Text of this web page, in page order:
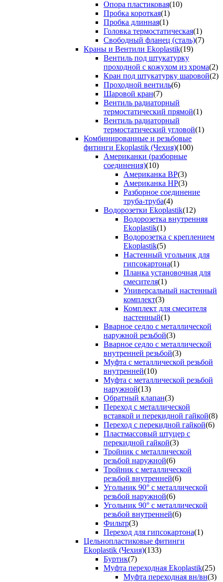
Опора пластиковая(10)
Пробка короткая(1)
Пробка длинная(1)
Головка термостатическая(1)
Свободный фланец (сталь)(7)
Краны и Вентили Ekoplastik(19)
Вентиль под штукатурку
проходной с кожухом из хрома(2)
Кран под штукатурку шаровой(2)
Проходной вентиль(6)
Шаровой кран(7)
Вентиль радиаторный
термостатический прямой(1)
Вентиль радиаторный
термостатический угловой(1)
Комбинированные и резьбовые
фитинги Ekoplastik (Чехия)(100)
Американки (разборные
соединения)(10)
Американка ВР(3)
Американка НР(3)
Разборное соединение
труба-труба(4)
Водорозетки Ekoplastik(12)
Водорозетка внутренняя
Ekoplastik(1)
Водорозетка с креплением
Ekoplastik(5)
Настенный угольник для
гипсокартона(1)
Планка установочная для
смесителя(1)
Универсальный настенный
комплект(3)
Комплект для смесителя
настенный(1)
Вварное седло с металлической
наружной резьбой(3)
Вварное седло с металлической
внутренней резьбой(3)
Муфта с металлической резьбой
внутренней(10)
Муфта с металлической резьбой
наружной(13)
Обратный клапан(3)
Переход с металлической
вставкой и перекидной гайкой(8)
Переход с перекидной гайкой(6)
Пластмассовый штуцер с
перекидной гайкой(3)
Тройник с металлической
резьбой наружной(6)
Тройник с металлической
резьбой внутренней(6)
Угольник 90° с металлической
резьбой наружной(6)
Угольник 90° с металлической
резьбой внутренней(6)
Фильтр(3)
Переход для гипсокартона(1)
Цельнопластиковые фитинги
Ekoplastik (Чехия)(133)
Буртик(7)
Муфта переходная Ekoplastik(25)
Муфта переходная вн/вн(3)